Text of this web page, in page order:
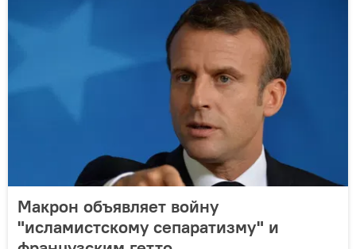
Макрон объявляет войну
"исламистскому сепаратизму" и